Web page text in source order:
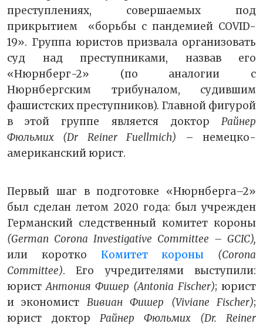
преступлениях, совершаемых под
прикрытием «борьбы с пандемией COVID-
19». Группа юристов призвала организовать
суд над преступниками, назвав его
«Нюрнберг-2» (по аналогии с
Нюрнбергским трибуналом, судившим
фашистских преступников). Главной фигурой
в этой группе является доктор Райнер
Фюльмих (Dr Reiner Fuellmich)
– немецко-
американский юрист.
Первый шаг в подготовке «Нюрнберга–2»
был сделан летом 2020 года: был учрежден
Германский следственный комитет короны
(German Corona Investigative Committee – GCIC),
или коротко Комитет короны
(Corona
Committee). Его учредителями выступили:
юристАнтония Фишер (Antonia Fischer); юрист
и экономист Вивиан Фишер (Viviane Fischer);
юрист доктор Райнер Фюльмих (Dr. Reiner